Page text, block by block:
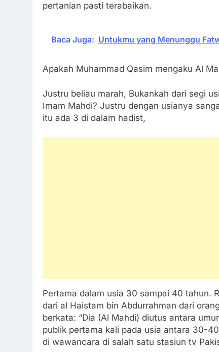
pertanian pasti terabaikan.
Baca Juga: Untukmu yang Menunggu
Apakah Muhammad Qasim mengaku Al
Justru beliau marah, Bukankah dari segi
Imam Mahdi? Justru dengan usianya
itu ada 3 di dalam hadist,
Pertama dalam usia 30 sampai 40 tahun.
dari al Haistam bin Abdurrahman dari
berkata: “Dia (Al Mahdi) diutus antara
publik pertama kali pada usia antara 30-
di wawancara di salah satu stasiun tv